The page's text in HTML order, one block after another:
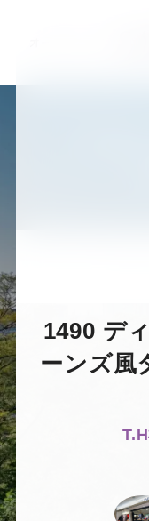
ダ ダ
ー
1490 デ
ーンズ風